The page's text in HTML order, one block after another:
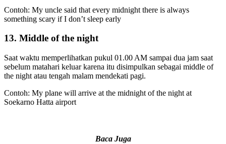
Contoh: My uncle said that every midnight there is always
something scary if I don’t sleep early
13. Middle of the night
Saat waktu memperlihatkan pukul 01.00 AM sampai dua jam saat
sebelum matahari keluar karena itu disimpulkan sebagai middle of
the night atau tengah malam mendekati pagi.
Contoh: My plane will arrive at the midnight of the night at
Soekarno Hatta airport
Baca Juga